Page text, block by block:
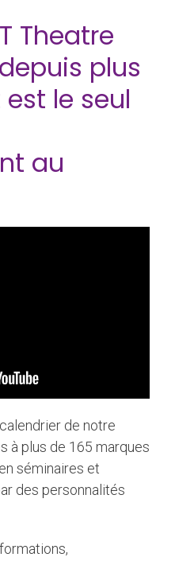
Theatre
plus
le seul
au
de notre
à plus de 165 marques
séminaires et
des personnalités